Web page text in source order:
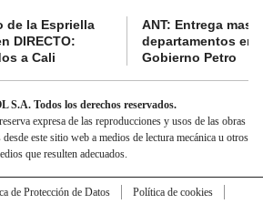
de la Espriella
DIRECTO:
a Cali
ANT: Entrega
departamentos en
Gobierno Petro
S.A. Todos los derechos reservados.
expresa de las reproducciones y usos de las obras
este sitio web a medios de lectura mecánica u otros
que resulten adecuados.
de Protección de Datos
Política de cookies